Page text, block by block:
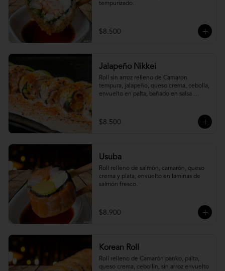
tempurizado.
$8.500
Jalapeño Nikkei
Roll sin arroz relleno de Camaron
tempura, jalapeño, queso crema, cebolla,
envuelto en palta, bañado en salsa
$8.500
Usuba
Roll relleno de salmón, camarón, queso
crema y plata, envuelto en laminas de
salmón fresco.
$8.900
Korean Roll
Roll relleno de Camarón panko, palta,
queso crema, cebollín, sin arroz envuelto